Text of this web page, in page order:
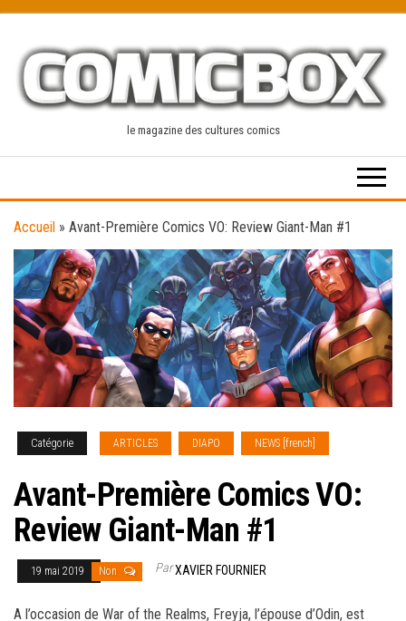
content
le magazine des cultures comics
Accueil » Avant-Première Comics VO: Review Giant-Man #1
Catégorie ARTICLES DIAPO NEWS [french]
Avant-Première Comics VO:
Review Giant-Man #1
19 mai 2019 Non ParXAVIER FOURNIER
A l’occasion de War of the Realms, Freyja, l’épouse d’Odin, est